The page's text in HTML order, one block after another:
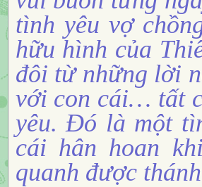
tình yêu vợ
hữu hình của
đôi từ những lời
với con cái… tất
yêu. Đó là một
cái hân hoan
quanh được